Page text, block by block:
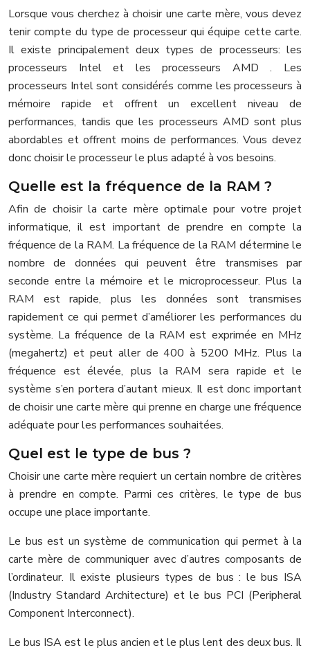
Lorsque vous cherchez à choisir une carte mère, vous devez
tenir compte du type de processeur qui équipe cette carte.
Il existe principalement deux types de processeurs: les
processeurs Intel et les processeurs AMD . Les
processeurs Intel sont considérés comme les processeurs à
mémoire rapide et offrent un excellent niveau de
performances, tandis que les processeurs AMD sont plus
abordables et offrent moins de performances. Vous devez
donc choisir le processeur le plus adapté à vos besoins.
Quelle est la fréquence de la RAM ?
Afin de choisir la carte mère optimale pour votre projet
informatique, il est important de prendre en compte la
fréquence de la RAM. La fréquence de la RAM détermine le
nombre de données qui peuvent être transmises par
seconde entre la mémoire et le microprocesseur. Plus la
RAM est rapide, plus les données sont transmises
rapidement ce qui permet d’améliorer les performances du
système. La fréquence de la RAM est exprimée en MHz
(megahertz) et peut aller de 400 à 5200 MHz. Plus la
fréquence est élevée, plus la RAM sera rapide et le
système s’en portera d’autant mieux. Il est donc important
de choisir une carte mère qui prenne en charge une fréquence
adéquate pour les performances souhaitées.
Quel est le type de bus ?
Choisir une carte mère requiert un certain nombre de critères
à prendre en compte. Parmi ces critères, le type de bus
occupe une place importante.
Le bus est un système de communication qui permet à la
carte mère de communiquer avec d’autres composants de
l’ordinateur. Il existe plusieurs types de bus : le bus ISA
(Industry Standard Architecture) et le bus PCI (Peripheral
Component Interconnect).
Le bus ISA est le plus ancien et le plus lent des deux bus. Il